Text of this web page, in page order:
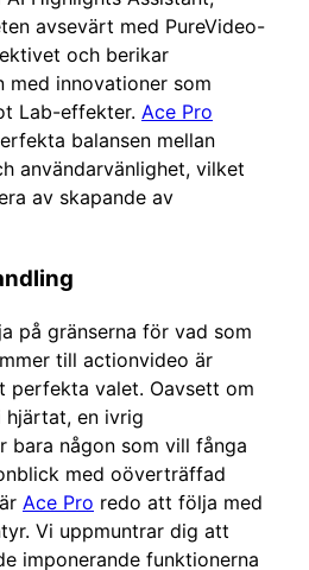
avsevärt med PureVideo-
och berikar
med innovationer som
Lab-effekter. Ace Pro
balansen mellan
användarvänlighet, vilket
av skapande av
på gränserna för vad som
till actionvideo är
perfekta valet. Oavsett om
hjärtat, en ivrig
bara någon som vill fånga
med oöverträffad
Ace Pro redo att följa med
Vi uppmuntrar dig att
imponerande funktionerna